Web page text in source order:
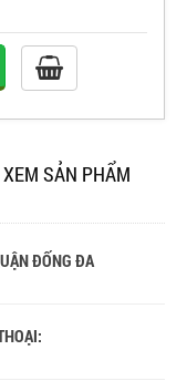
SẢN PHẨM
ĐỐNG ĐA